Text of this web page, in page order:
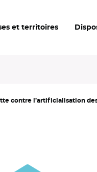
et territoires
contre l’artificialisation